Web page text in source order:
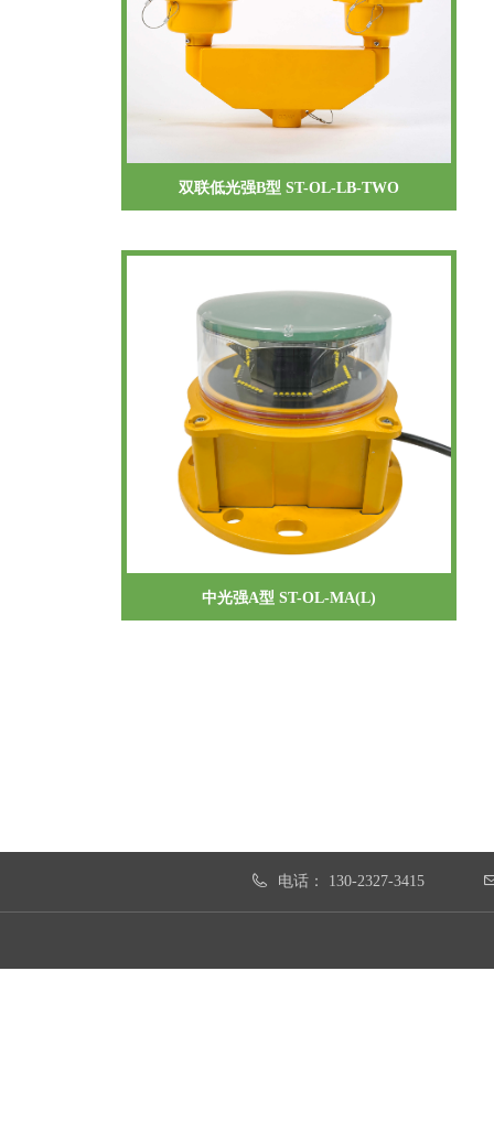
双联低光强B型 ST-OL-LB-TWO
中光强A型 ST-OL-MA(L)
电话： 130-2327-3415